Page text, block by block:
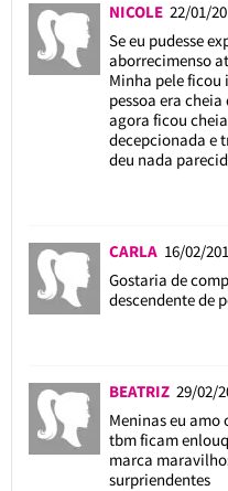
NICOLE 22/01/
Se eu pudesse
aborrecimenso
Minha pele ficou
pessoa era
agora ficou
decepcionada e
deu nada
CARLA 16/02/
Gostaria de
descendente de
BEATRIZ 29/02/
Meninas eu amo
tbm ficam
marca
surpriendentes